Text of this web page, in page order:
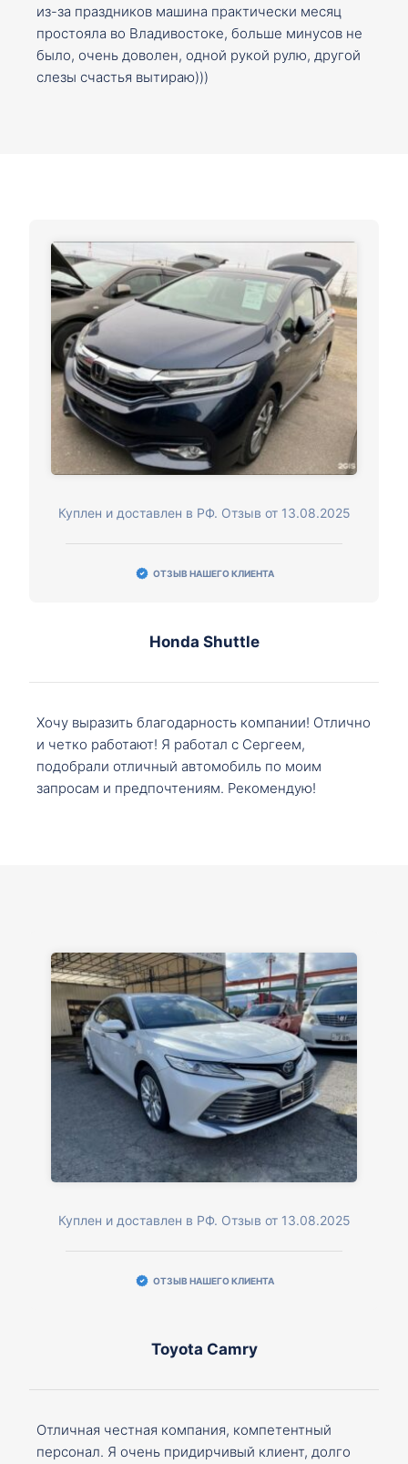
из-за праздников машина практически месяц
простояла во Владивостоке, больше минусов не
было, очень доволен, одной рукой рулю, другой
слезы счастья вытираю)))
Куплен и доставлен в РФ. Отзыв от 13.08.2025
ОТЗЫВ НАШЕГО КЛИЕНТА
Honda Shuttle
Хочу выразить благодарность компании! Отлично
и четко работают! Я работал с Сергеем,
подобрали отличный автомобиль по моим
запросам и предпочтениям. Рекомендую!
Куплен и доставлен в РФ. Отзыв от 13.08.2025
ОТЗЫВ НАШЕГО КЛИЕНТА
Toyota Camry
Отличная честная компания, компетентный
персонал. Я очень придирчивый клиент, долго